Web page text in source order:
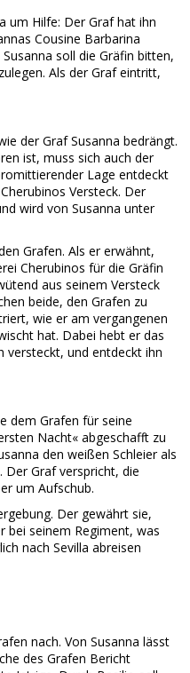
um Hilfe: Der Graf hat ihn
Cousine Barbarina
soll die Gräfin bitten,
Als der Graf eintritt,
der Graf Susanna bedrängt.
ist, muss sich auch der
Lage entdeckt
Versteck. Der
wird von Susanna unter
Grafen. Als er erwähnt,
Cherubinos für die Gräfin
aus seinem Versteck
beide, den Grafen zu
wie er am vergangenen
hat. Dabei hebt er das
versteckt, und entdeckt ihn
dem Grafen für seine
Nacht« abgeschafft zu
den weißen Schleier als
Der Graf verspricht, die
um Aufschub.
Der gewährt sie,
bei seinem Regiment, was
nach Sevilla abreisen
nach. Von Susanna lässt
des Grafen Bericht